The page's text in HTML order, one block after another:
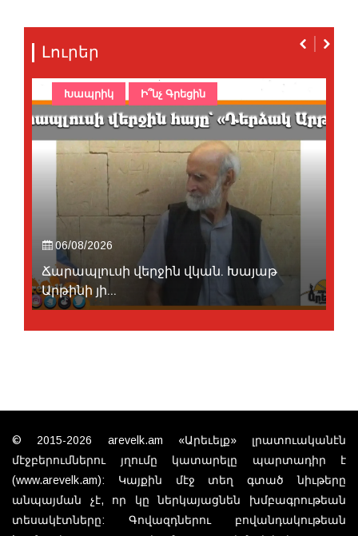
Լուրեր
06/08/2026
Ճարապլուսի վերջին վկան. Խայաթ
Արթինի յի...
Խապրիկ Ի՞նչ Գրեցին
© 2015-2026 arevelk.am «Արեւելք» լրատուականէն
մէջբերումներու յղումը կատարելը պարտադիր է
(www.arevelk.am): Կայքին մէջ տեղ գտած նիւթերը
անպայման չէ, որ կը ներկայացնեն խմբագրութեան
տեսակէտները: Գովազդներու բովանդակութեան